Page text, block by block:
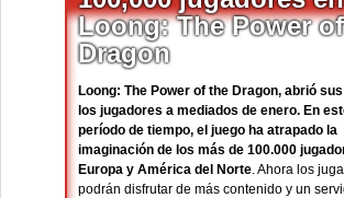
Loong: The Power
Dragon
Loong: The Power of the Dragon, abrió
los jugadores a mediados de enero. En
período de tiempo, el juego ha atrapado la
imaginación de los más de 100.000
Europa y América del Norte. Ahora los
podrán disfrutar de más contenido y un